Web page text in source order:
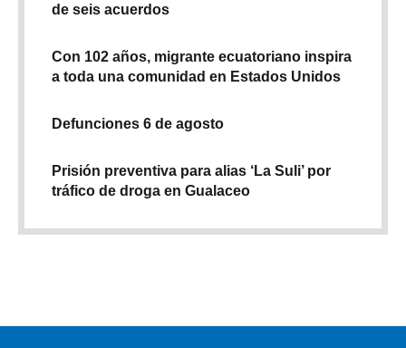
de seis acuerdos
Con 102 años, migrante ecuatoriano inspira
a toda una comunidad en Estados Unidos
Defunciones 6 de agosto
Prisión preventiva para alias ‘La Suli’ por
tráfico de droga en Gualaceo